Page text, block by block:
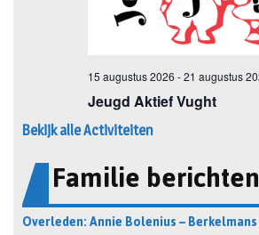
Bekijk alle Activiteiten
Familie berichten
Overleden: Annie Bolenius – Berkelmans